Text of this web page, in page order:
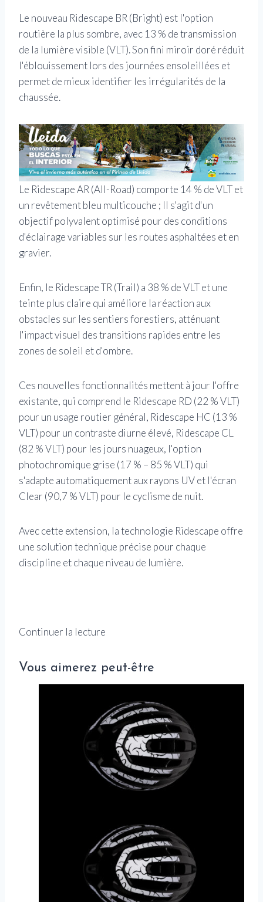
Le nouveau Ridescape BR (Bright) est l'option
routière la plus sombre, avec 13 % de transmission
de la lumière visible (VLT). Son fini miroir doré réduit
l'éblouissement lors des journées ensoleillées et
permet de mieux identifier les irrégularités de la
chaussée.
Le Ridescape AR (All-Road) comporte 14 % de VLT et
un revêtement bleu multicouche ; Il s'agit d'un
objectif polyvalent optimisé pour des conditions
d'éclairage variables sur les routes asphaltées et en
gravier.
Enfin, le Ridescape TR (Trail) a 38 % de VLT et une
teinte plus claire qui améliore la réaction aux
obstacles sur les sentiers forestiers, atténuant
l'impact visuel des transitions rapides entre les
zones de soleil et d'ombre.
Ces nouvelles fonctionnalités mettent à jour l'offre
existante, qui comprend le Ridescape RD (22 % VLT)
pour un usage routier général, Ridescape HC (13 %
VLT) pour un contraste diurne élevé, Ridescape CL
(82 % VLT) pour les jours nuageux, l'option
photochromique grise (17 % – 85 % VLT) qui
s'adapte automatiquement aux rayons UV et l'écran
Clear (90,7 % VLT) pour le cyclisme de nuit.
Avec cette extension, la technologie Ridescape offre
une solution technique précise pour chaque
discipline et chaque niveau de lumière.
Continuer la lecture
Vous aimerez peut-être